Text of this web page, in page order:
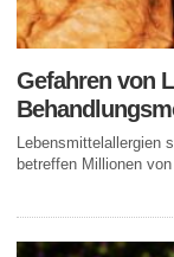
Gefahren von
Lebensmittelallergien
betreffen Millionen